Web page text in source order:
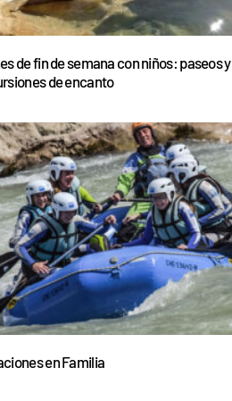
de fin de semana con niños: paseos y
de encanto
en Familia